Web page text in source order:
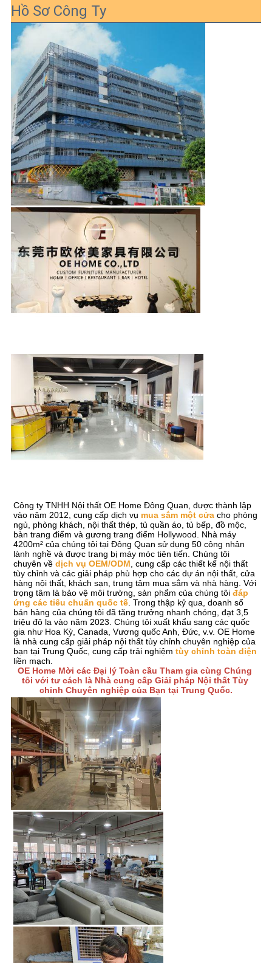
Hồ Sơ Công Ty
Công ty TNHH Nội thất OE Home Đông Quan, được thành lập
vào năm 2012, cung cấp dịch vụ mua sắm một cửa cho phòng
ngủ, phòng khách, nội thất thép, tủ quần áo, tủ bếp, đồ mộc,
bàn trang điểm và gương trang điểm Hollywood. Nhà máy
4200m² của chúng tôi tại Đông Quan sử dụng 50 công nhân
lành nghề và được trang bị máy móc tiên tiến. Chúng tôi
chuyên về dịch vụ OEM/ODM , cung cấp các thiết kế nội thất
tùy chỉnh và các giải pháp phù hợp cho các dự án nội thất, cửa
hàng nội thất, khách sạn, trung tâm mua sắm và nhà hàng. Với
trọng tâm là bảo vệ môi trường, sản phẩm của chúng tôi đáp
ứng các tiêu chuẩn quốc tế. Trong thập kỷ qua, doanh số
bán hàng của chúng tôi đã tăng trưởng nhanh chóng, đạt 3,5
triệu đô la vào năm 2023. Chúng tôi xuất khẩu sang các quốc
gia như Hoa Kỳ, Canada, Vương quốc Anh, Đức, v.v. OE Home
là nhà cung cấp giải pháp nội thất tùy chỉnh chuyên nghiệp của
bạn tại Trung Quốc, cung cấp trải nghiệm tùy chỉnh toàn diện
liền mạch.
OE Home Mời các Đại lý Toàn cầu Tham gia cùng Chúng
tôi với tư cách là Nhà cung cấp Giải pháp Nội thất Tùy
chỉnh Chuyên nghiệp của Bạn tại Trung Quốc.